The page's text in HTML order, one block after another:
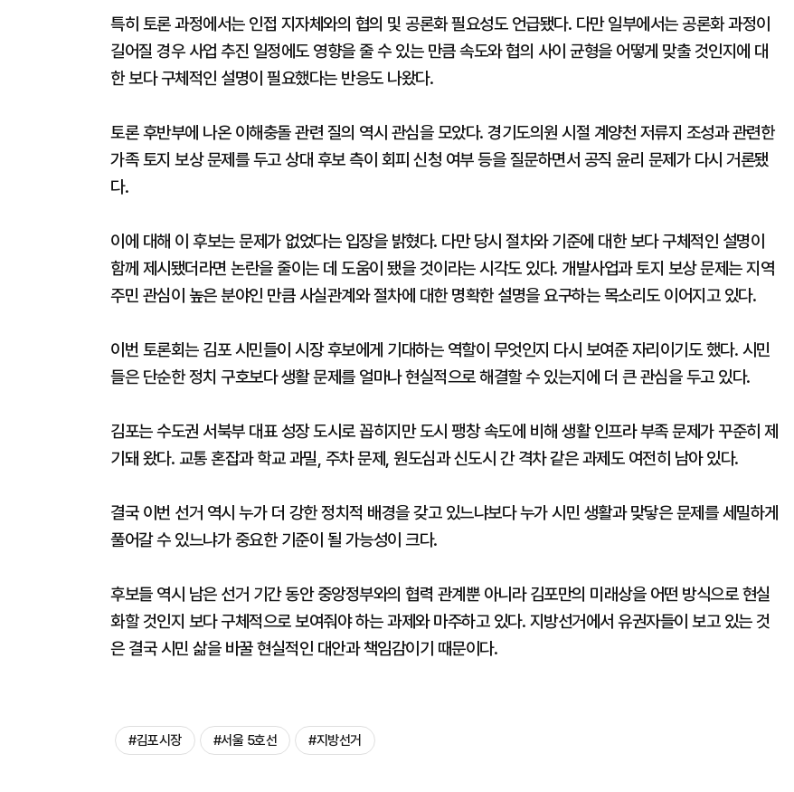
특히 토론 과정에서는 인접 지자체와의 협의 및 공론화 필요성도 언급됐다. 다만 일부에서는 공론화 과정이
길어질 경우 사업 추진 일정에도 영향을 줄 수 있는 만큼 속도와 협의 사이 균형을 어떻게 맞출 것인지에 대
한 보다 구체적인 설명이 필요했다는 반응도 나왔다.
토론 후반부에 나온 이해충돌 관련 질의 역시 관심을 모았다. 경기도의원 시절 계양천 저류지 조성과 관련한
가족 토지 보상 문제를 두고 상대 후보 측이 회피 신청 여부 등을 질문하면서 공직 윤리 문제가 다시 거론됐
다.
이에 대해 이 후보는 문제가 없었다는 입장을 밝혔다. 다만 당시 절차와 기준에 대한 보다 구체적인 설명이
함께 제시됐더라면 논란을 줄이는 데 도움이 됐을 것이라는 시각도 있다. 개발사업과 토지 보상 문제는 지역
주민 관심이 높은 분야인 만큼 사실관계와 절차에 대한 명확한 설명을 요구하는 목소리도 이어지고 있다.
이번 토론회는 김포 시민들이 시장 후보에게 기대하는 역할이 무엇인지 다시 보여준 자리이기도 했다. 시민
들은 단순한 정치 구호보다 생활 문제를 얼마나 현실적으로 해결할 수 있는지에 더 큰 관심을 두고 있다.
김포는 수도권 서북부 대표 성장 도시로 꼽히지만 도시 팽창 속도에 비해 생활 인프라 부족 문제가 꾸준히 제
기돼 왔다. 교통 혼잡과 학교 과밀, 주차 문제, 원도심과 신도시 간 격차 같은 과제도 여전히 남아 있다.
결국 이번 선거 역시 누가 더 강한 정치적 배경을 갖고 있느냐보다 누가 시민 생활과 맞닿은 문제를 세밀하게
풀어갈 수 있느냐가 중요한 기준이 될 가능성이 크다.
후보들 역시 남은 선거 기간 동안 중앙정부와의 협력 관계뿐 아니라 김포만의 미래상을 어떤 방식으로 현실
화할 것인지 보다 구체적으로 보여줘야 하는 과제와 마주하고 있다. 지방선거에서 유권자들이 보고 있는 것
은 결국 시민 삶을 바꿀 현실적인 대안과 책임감이기 때문이다.
#김포시장 #서울 5호선 #지방선거